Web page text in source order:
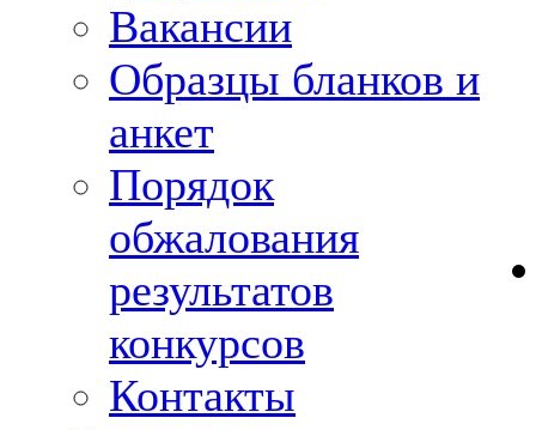
Вакансии
Образцы бланков и
анкет
Порядок
обжалования
результатов
конкурсов
Контакты